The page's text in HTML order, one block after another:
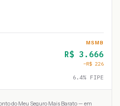
MSMB
R$ 3.666
−R$ 226
6.4% FIPE
do Meu Seguro Mais Barato — em